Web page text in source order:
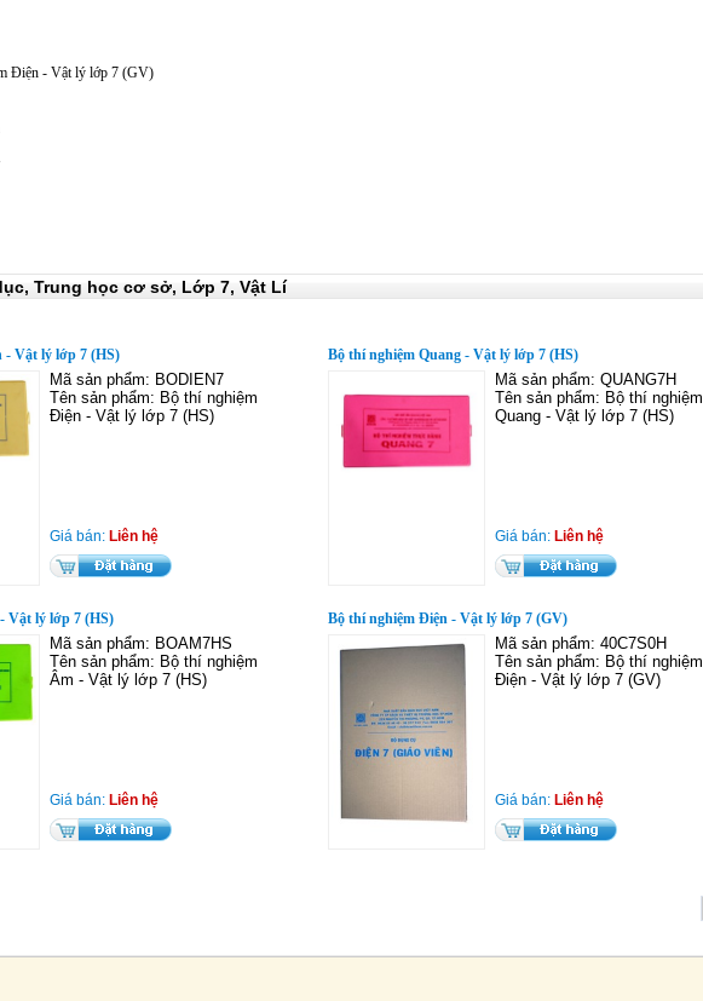
Điện - Vật lý lớp 7 (GV)
Trung học cơ sở, Lớp 7, Vật Lí
- Vật lý lớp 7 (HS)
Mã sản phẩm: BODIEN7
Tên sản phẩm: Bộ thí nghiệm
Điện - Vật lý lớp 7 (HS)
Giá bán: Liên hệ
Bộ thí nghiệm Quang - Vật lý lớp 7 (HS)
Mã sản phẩm: QUANG7H
Tên sản phẩm: Bộ thí nghiệm
Quang - Vật lý lớp 7 (HS)
Giá bán: Liên hệ
Vật lý lớp 7 (HS)
Mã sản phẩm: BOAM7HS
Tên sản phẩm: Bộ thí nghiệm
Âm - Vật lý lớp 7 (HS)
Giá bán: Liên hệ
Bộ thí nghiệm Điện - Vật lý lớp 7 (GV)
Mã sản phẩm: 40C7S0H
Tên sản phẩm: Bộ thí nghiệm
Điện - Vật lý lớp 7 (GV)
Giá bán: Liên hệ